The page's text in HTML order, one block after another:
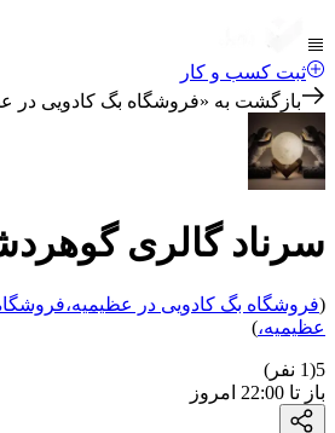
ثبت کسب و کار
بازگشت به «فروشگاه بگ کادویی در
سرناد گالری
(فروشگاه بگ کادویی در عظیمیه،
عظیمیه،)
5
(
1 نفر)
باز تا 22:00 امروز